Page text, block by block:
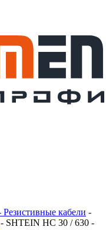
кабели -
- SHTEIN HC 30 / 630 -